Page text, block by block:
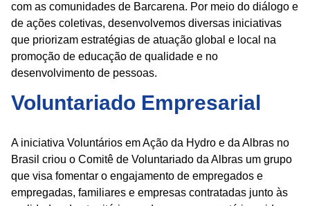
com as comunidades de Barcarena. Por meio do diálogo e
de ações coletivas, desenvolvemos diversas iniciativas
que priorizam estratégias de atuação global e local na
promoção de educação de qualidade e no
desenvolvimento de pessoas.
Voluntariado Empresarial
A iniciativa Voluntários em Ação da Hydro e da Albras no
Brasil criou o Comitê de Voluntariado da Albras um grupo
que visa fomentar o engajamento de empregados e
empregadas, familiares e empresas contratadas junto às